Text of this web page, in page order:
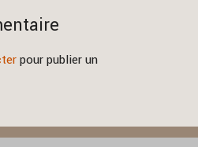
pour publier un